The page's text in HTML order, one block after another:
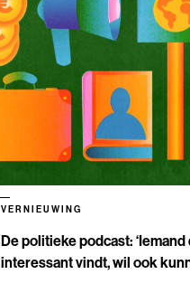
De politieke podcast: ‘Iemand
interessant vindt, wil ook
VERNIEUWING